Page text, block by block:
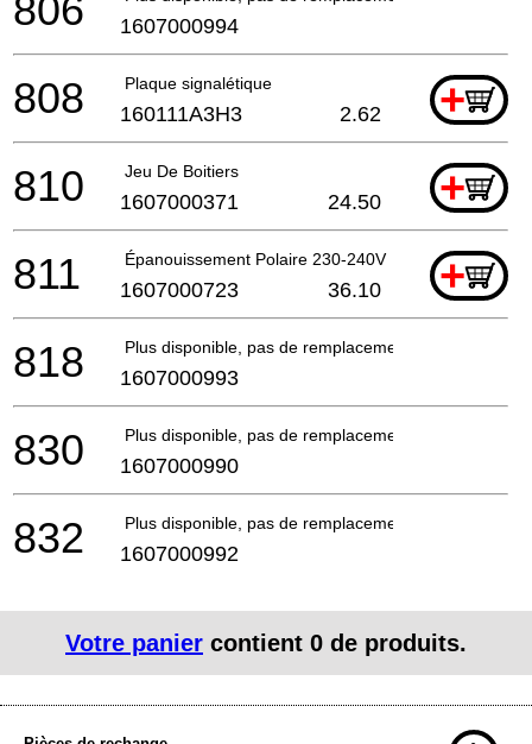
806 1607000994
Plaque signalétique +
808 160111A3H3 2.62
Jeu De Boitiers +
810 1607000371 24.50
Épanouissement Polaire 230-240V +
811 1607000723 36.10
Plus disponible, pas de remplacement
818 1607000993
Plus disponible, pas de remplacement
830 1607000990
Plus disponible, pas de remplacement
832 1607000992
Votre panier contient 0 de produits.